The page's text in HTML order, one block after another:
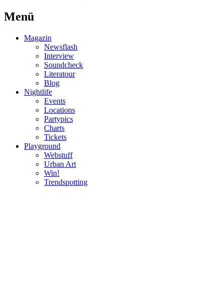
Menü
Magazin
Newsflash
Interview
Soundcheck
Literatour
Blog
Nightlife
Events
Locations
Partypics
Charts
Tickets
Playground
Webstuff
Urban Art
Win!
Trendspotting